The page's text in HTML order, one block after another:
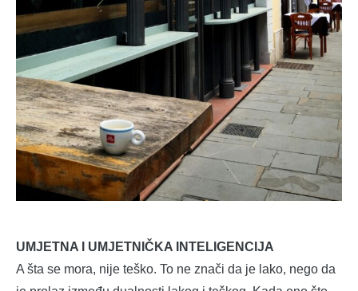
UMJETNA I UMJETNIČKA INTELIGENCIJA
A šta se mora, nije teško. To ne znači da je lako, nego da